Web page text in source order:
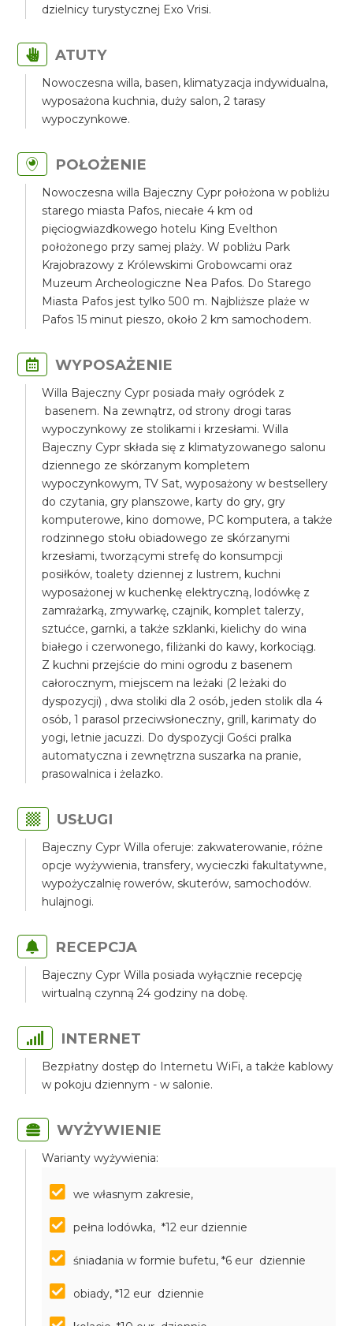
dzielnicy turystycznej Exo Vrisi.
ATUTY
Nowoczesna willa, basen, klimatyzacja indywidualna,
wyposażona kuchnia, duży salon, 2 tarasy
wypoczynkowe.
POŁOŻENIE
Nowoczesna willa Bajeczny Cypr położona w pobliżu
starego miasta Pafos, niecałe 4 km od
pięciogwiazdkowego hotelu King Evelthon
położonego przy samej plaży. W pobliżu Park
Krajobrazowy z Królewskimi Grobowcami oraz
Muzeum Archeologiczne Nea Pafos. Do Starego
Miasta Pafos jest tylko 500 m. Najbliższe plaże w
Pafos 15 minut pieszo, około 2 km samochodem.
WYPOSAŻENIE
Willa Bajeczny Cypr posiada mały ogródek z
basenem. Na zewnątrz, od strony drogi taras
wypoczynkowy ze stolikami i krzesłami. Willa
Bajeczny Cypr składa się z klimatyzowanego salonu
dziennego ze skórzanym kompletem
wypoczynkowym, TV Sat, wyposażony w bestsellery
do czytania, gry planszowe, karty do gry, gry
komputerowe, kino domowe, PC komputera, a także
rodzinnego stołu obiadowego ze skórzanymi
krzesłami, tworzącymi strefę do konsumpcji
posiłków, toalety dziennej z lustrem, kuchni
wyposażonej w kuchenkę elektryczną, lodówkę z
zamrażarką, zmywarkę, czajnik, komplet talerzy,
sztućce, garnki, a także szklanki, kielichy do wina
białego i czerwonego, filiżanki do kawy, korkociąg.
Z kuchni przejście do mini ogrodu z basenem
całorocznym, miejscem na leżaki (2 leżaki do
dyspozycji) , dwa stoliki dla 2 osób, jeden stolik dla 4
osób, 1 parasol przeciwsłoneczny, grill, karimaty do
yogi, letnie jacuzzi. Do dyspozycji Gości pralka
automatyczna i zewnętrzna suszarka na pranie,
prasowalnica i żelazko.
USŁUGI
Bajeczny Cypr Willa oferuje: zakwaterowanie, różne
opcje wyżywienia, transfery, wycieczki fakultatywne,
wypożyczalnię rowerów, skuterów, samochodów.
hulajnogi.
RECEPCJA
Bajeczny Cypr Willa posiada wyłącznie recepcję
wirtualną czynną 24 godziny na dobę.
INTERNET
Bezpłatny dostęp do Internetu WiFi, a także kablowy
w pokoju dziennym - w salonie.
WYŻYWIENIE
Warianty wyżywienia:
we własnym zakresie,
pełna lodówka, *12 eur dziennie
śniadania w formie bufetu, *6 eur dziennie
obiady, *12 eur dziennie